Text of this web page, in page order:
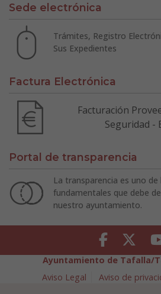
Sede electrónica
Trámites, Registro
Sus Expedientes
Factura Electrónica
Facturación
Seguridad -
Portal de transparencia
La transparencia es uno de
fundamentales que debe
nuestro ayuntamiento.
Facebook Twitter
Ayuntamiento de Tafalla/
Aviso Legal
Aviso de